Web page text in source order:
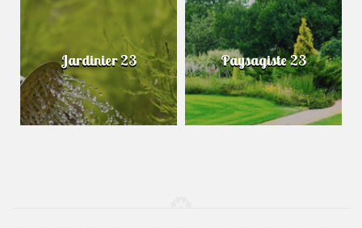
Jardinier 23 Paysagiste 23